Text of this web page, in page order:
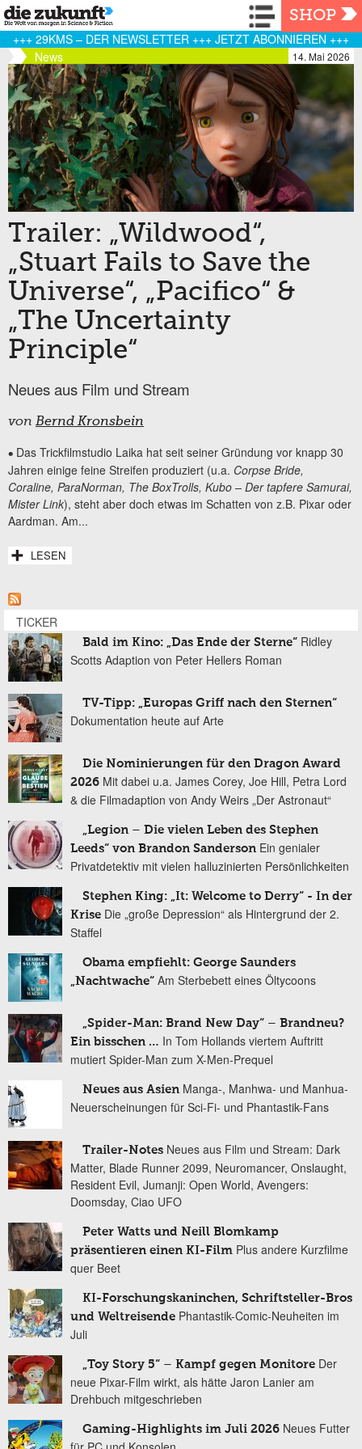
Navigation
SHOP
+++ 29KMS – DER NEWSLETTER +++ JETZT ABONNIEREN +++
News
14. Mai 2026
Trailer: „Wildwood“,
„Stuart Fails to Save the
Universe“, „Pacifico“ &
„The Uncertainty
Principle“
Neues aus Film und Stream
von Bernd Kronsbein
• Das Trickfilmstudio Laika hat seit seiner Gründung vor knapp 30
Jahren einige feine Streifen produziert (u.a. Corpse Bride,
Coraline, ParaNorman, The BoxTrolls, Kubo – Der tapfere Samurai,
Mister Link), steht aber doch etwas im Schatten von z.B. Pixar oder
Aardman. Am...
LESEN
TICKER
Bald im Kino: „Das Ende der Sterne“ Ridley
Scotts Adaption von Peter Hellers Roman
TV-Tipp: „Europas Griff nach den Sternen“
Dokumentation heute auf Arte
Die Nominierungen für den Dragon Award
2026 Mit dabei u.a. James Corey, Joe Hill, Petra Lord
& die Filmadaption von Andy Weirs „Der Astronaut“
„Legion – Die vielen Leben des Stephen
Leeds“ von Brandon Sanderson Ein genialer
Privatdetektiv mit vielen halluzinierten Persönlichkeiten
Stephen King: „It: Welcome to Derry“ - In der
Krise Die „große Depression“ als Hintergrund der 2.
Staffel
Obama empfiehlt: George Saunders
„Nachtwache“ Am Sterbebett eines Öltycoons
„Spider-Man: Brand New Day“ – Brandneu?
Ein bisschen … In Tom Hollands viertem Auftritt
mutiert Spider-Man zum X-Men-Prequel
Neues aus Asien Manga-, Manhwa- und Manhua-
Neuerscheinungen für Sci-Fi- und Phantastik-Fans
Trailer-Notes Neues aus Film und Stream: Dark
Matter, Blade Runner 2099, Neuromancer, Onslaught,
Resident Evil, Jumanji: Open World, Avengers:
Doomsday, Ciao UFO
Peter Watts und Neill Blomkamp
präsentieren einen KI-Film Plus andere Kurzfilme
quer Beet
KI-Forschungskaninchen, Schriftsteller-Bros
und Weltreisende Phantastik-Comic-Neuheiten im
Juli
„Toy Story 5“ – Kampf gegen Monitore Der
neue Pixar-Film wirkt, als hätte Jaron Lanier am
Drehbuch mitgeschrieben
Gaming-Highlights im Juli 2026 Neues Futter